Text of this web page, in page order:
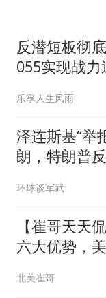
反潜短板彻
055实现战力
乐享人生风雨
泽连斯基“举
朗，特朗普
车，美国霸
环球谈军武
【崔哥天天
六大优势，
北美崔哥